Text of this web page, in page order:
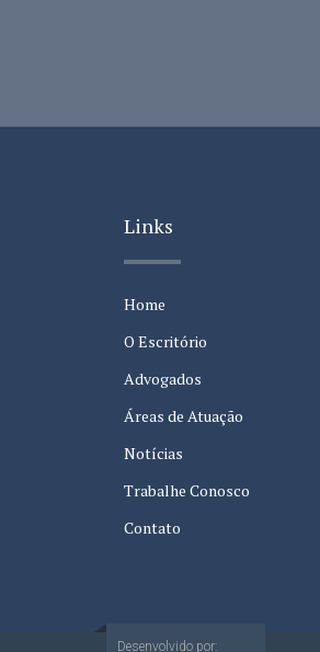
Links
Home
O Escritório
Advogados
Áreas de Atuação
Notícias
Trabalhe Conosco
Contato
Desenvolvido por: